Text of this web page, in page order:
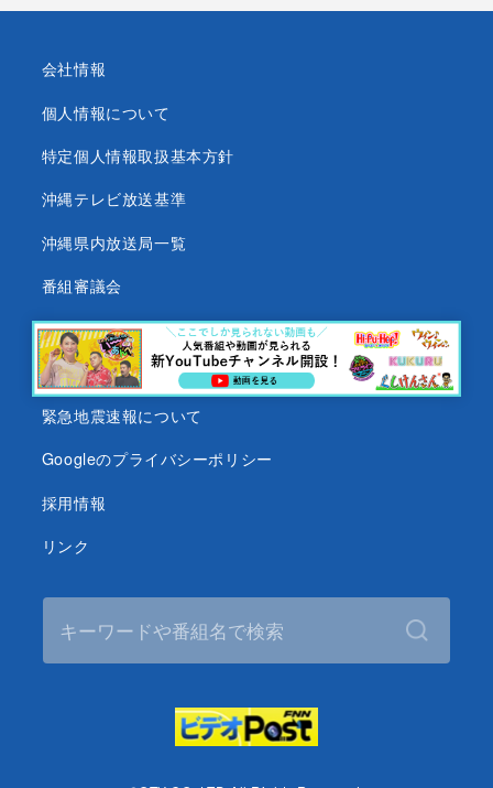
会社情報
個人情報について
特定個人情報取扱基本方針
沖縄テレビ放送基準
沖縄県内放送局一覧
番組審議会
沖縄テレビ名義の後援依頼について
テレビ視聴データについて
緊急地震速報について
Googleのプライバシーポリシー
採用情報
リンク